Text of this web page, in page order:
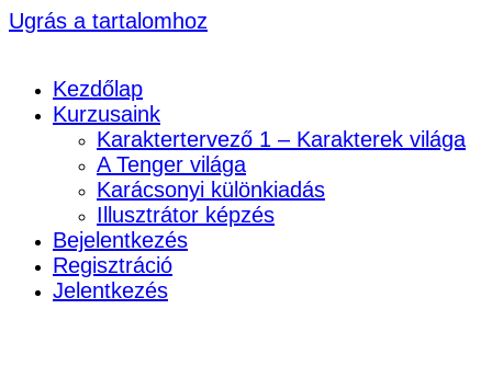
Ugrás a tartalomhoz
Kezdőlap
Kurzusaink
Karaktertervező 1 – Karakterek világa
A Tenger világa
Karácsonyi különkiadás
Illusztrátor képzés
Bejelentkezés
Regisztráció
Jelentkezés